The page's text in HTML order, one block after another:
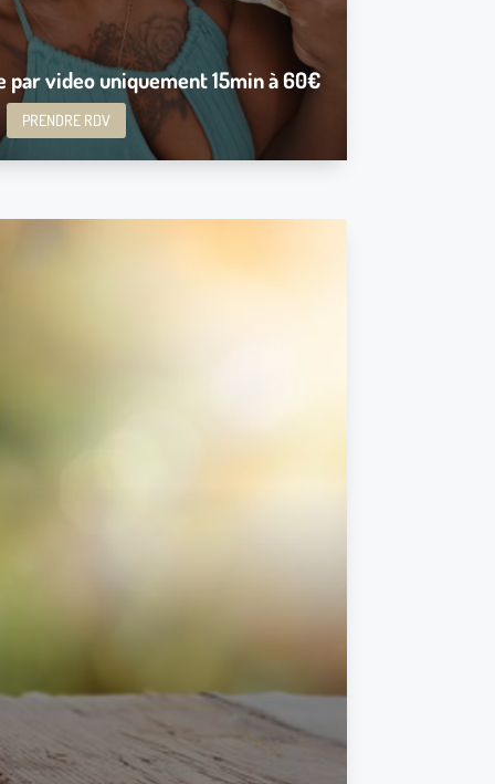
par video uniquement 15min à 60€
PRENDRE RDV
Prendre RDV